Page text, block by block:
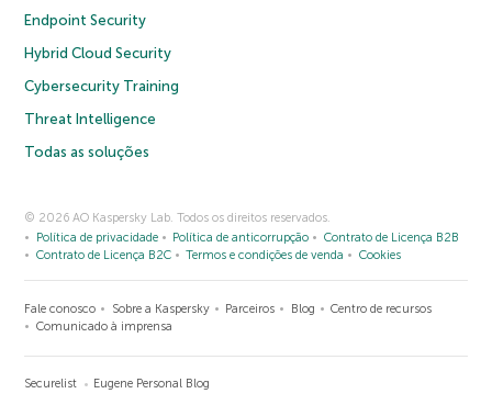
Endpoint Security
Hybrid Cloud Security
Cybersecurity Training
Threat Intelligence
Todas as soluções
© 2026 AO Kaspersky Lab. Todos os direitos reservados.
Política de privacidade
Política de anticorrupção
Contrato de Licença B2B
Contrato de Licença B2C
Termos e condições de venda Cookies
Fale conosco Sobre a Kaspersky Parceiros Blog
Centro de recursos
Comunicado à imprensa
Securelist Eugene Personal Blog